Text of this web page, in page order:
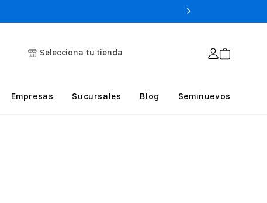
Selecciona tu tienda
Empresas Sucursales Blog Seminuevos